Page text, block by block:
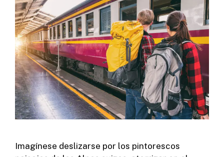
Imagínese deslizarse por los pintorescos